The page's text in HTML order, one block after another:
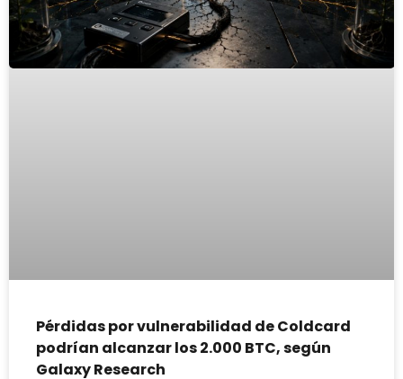
Pérdidas por vulnerabilidad de Coldcard
podrían alcanzar los 2.000 BTC, según
Galaxy Research